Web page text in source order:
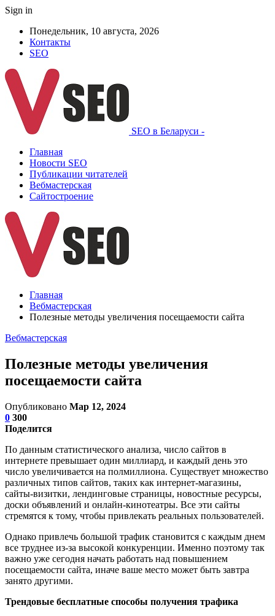
Sign in
Понедельник, 10 августа, 2026
Контакты
SEO
SEO в Беларуси -
Главная
Новости SEO
Публикации читателей
Вебмастерская
Сайтостроение
Главная
Вебмастерская
Полезные методы увеличения посещаемости сайта
Вебмастерская
Полезные методы увеличения
посещаемости сайта
Опубликовано Мар 12, 2024
0 300
Поделится
По данным статистического анализа, число сайтов в
интернете превышает один миллиард, и каждый день это
число увеличивается на полмиллиона. Существует множество
различных типов сайтов, таких как интернет-магазины,
сайты-визитки, лендинговые страницы, новостные ресурсы,
доски объявлений и онлайн-кинотеатры. Все эти сайты
стремятся к тому, чтобы привлекать реальных пользователей.
Однако привлечь большой трафик становится с каждым днем
все труднее из-за высокой конкуренции. Именно поэтому так
важно уже сегодня начать работать над повышением
посещаемости сайта, иначе ваше место может быть завтра
занято другими.
Трендовые бесплатные способы получения трафика